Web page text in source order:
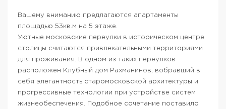
Вашему вниманию предлагаются апартаменты
площадью 53кв.м на 5 этаже.
Уютные московские переулки в историческом центре
столицы считаются привлекательными территориями
для проживания. В одном из таких переулков
расположен Клубный дом Рахманинов, вобравший в
себя элегантность старомосковской архитектуры и
прогрессивные технологии при устройстве систем
жизнеобеспечения. Подобное сочетание поставило